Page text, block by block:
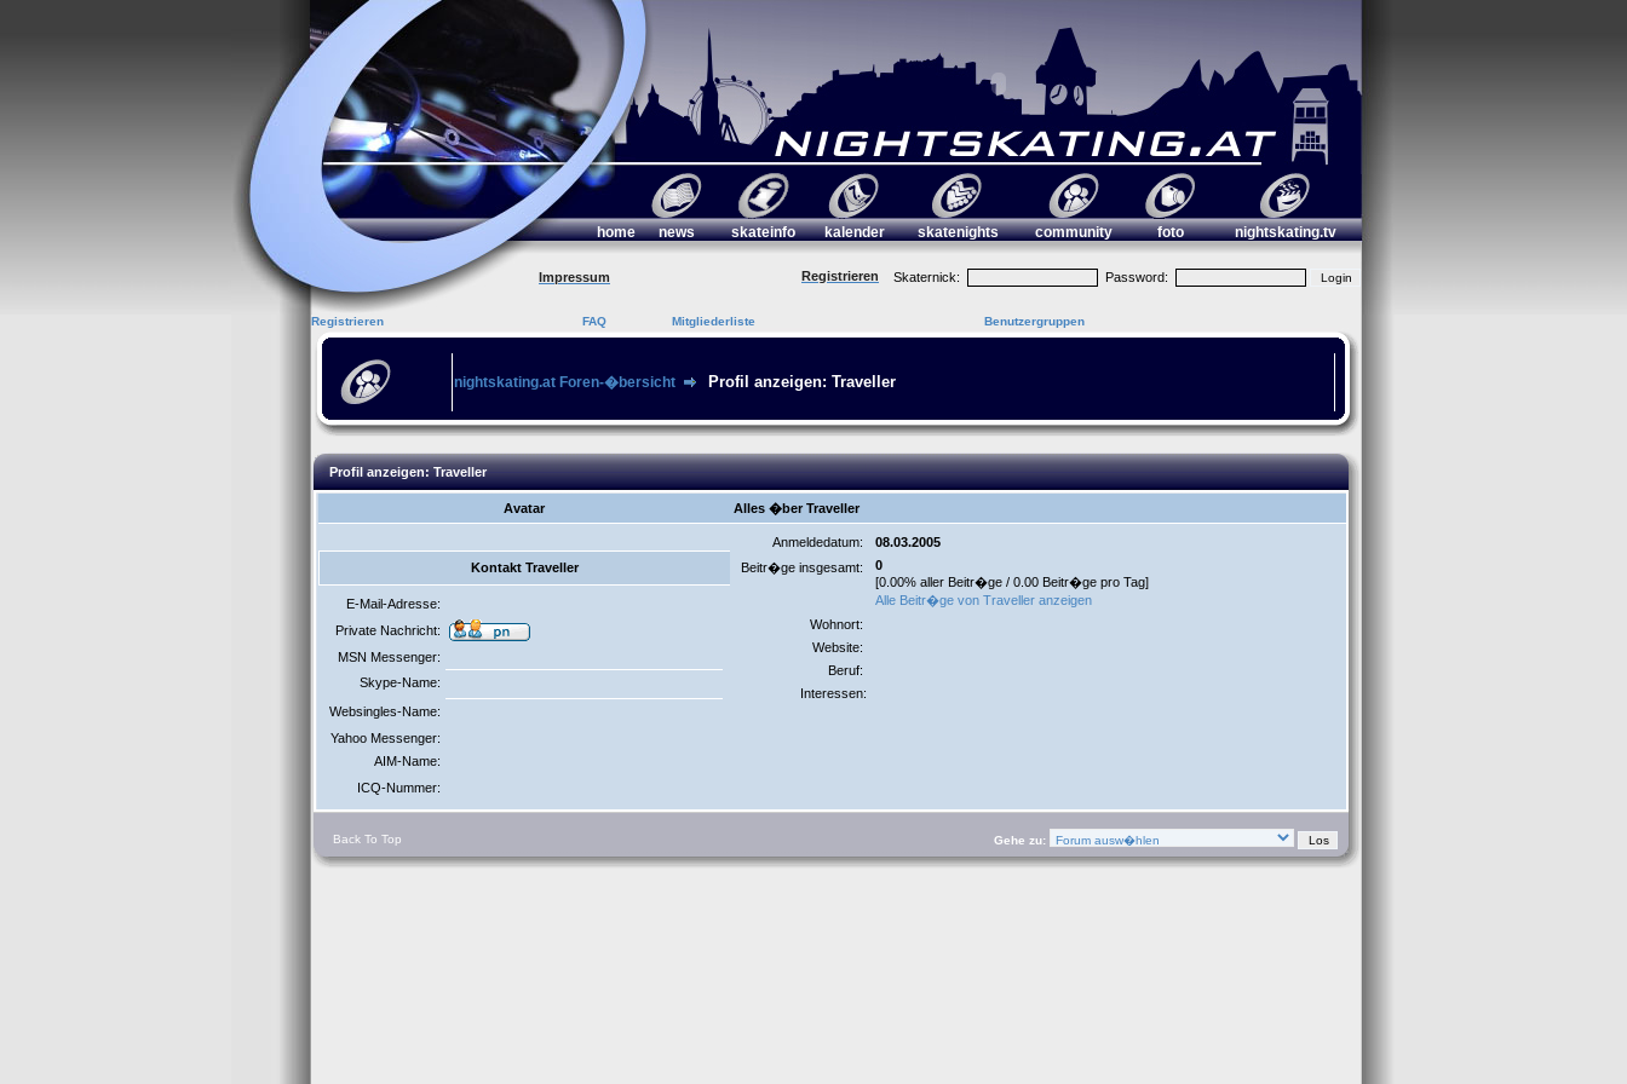
home news skateinfo kalender skatenights community foto nightskating.tv
Impressum Registrieren Skaternick: Password:
Registrieren FAQ Mitgliederliste Benutzergruppen
nightskating.at Foren-�bersicht Profil anzeigen: Traveller
Profil anzeigen: Traveller
Avatar Alles �ber Traveller
Anmeldedatum:
08.03.2005
Beitr�ge insgesamt:
0
[0.00% aller Beitr�ge / 0.00 Beitr�ge pro Tag]
Alle Beitr�ge von Traveller anzeigen
Wohnort:
Website:
Beruf:
Interessen:
Kontakt Traveller
E-Mail-Adresse:
Private Nachricht:
MSN Messenger:
Skype-Name:
Websingles-Name:
Yahoo Messenger:
AIM-Name:
ICQ-Nummer:
Back To Top Gehe zu: